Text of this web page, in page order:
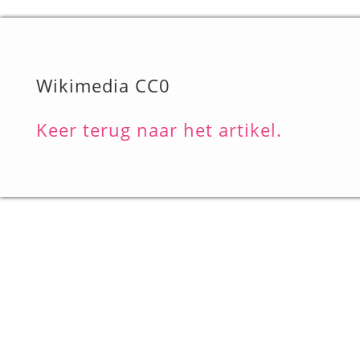
Wikimedia CC0
Keer terug naar het artikel.